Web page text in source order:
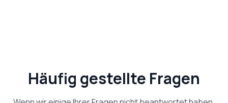
Häufig gestellte Fragen